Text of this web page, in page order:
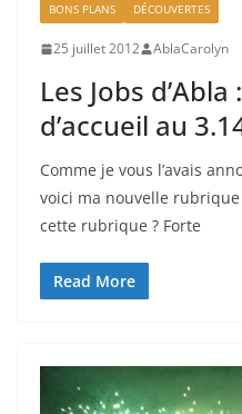
BONS PLANS DÉCOUVERTES
25 juillet 2012 AblaCarolyn
Les Jobs
d’accueil au
Comme je vous l’avais
voici ma nouvelle rubrique
cette rubrique ? Forte
Read More